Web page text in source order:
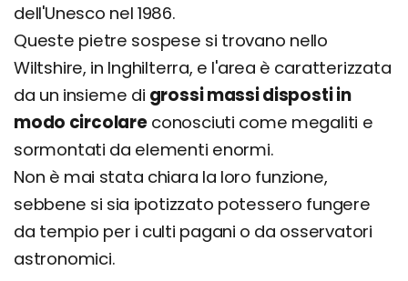
dell'Unesco nel 1986.
Queste pietre sospese si trovano nello
Wiltshire, in Inghilterra, e l'area è caratterizzata
da un insieme di grossi massi disposti in
modo circolareconosciuti come megaliti e
sormontati da elementi enormi.
Non è mai stata chiara la loro funzione,
sebbene si sia ipotizzato potessero fungere
da tempio per i culti pagani o da osservatori
astronomici.